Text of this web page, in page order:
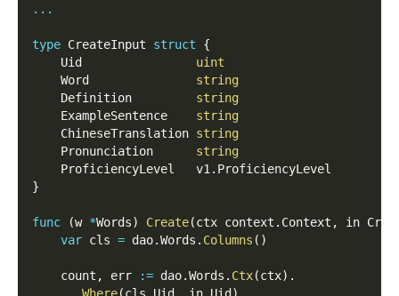
...
type CreateInput struct
{
    Uid
uint
    Word
string
    Definition
string
    ExampleSentence
string
    ChineseTranslation
string
    Pronunciation
string
    ProficiencyLevel   v1
. ProficiencyLevel
}
func (w *Words) Create(ctx context . Context ,
in
var cls = dao.Words . Columns ( )
    count
, err := dao.Words . Ctx(ctx) .
Where(cls . Uid , in. Uid ) .